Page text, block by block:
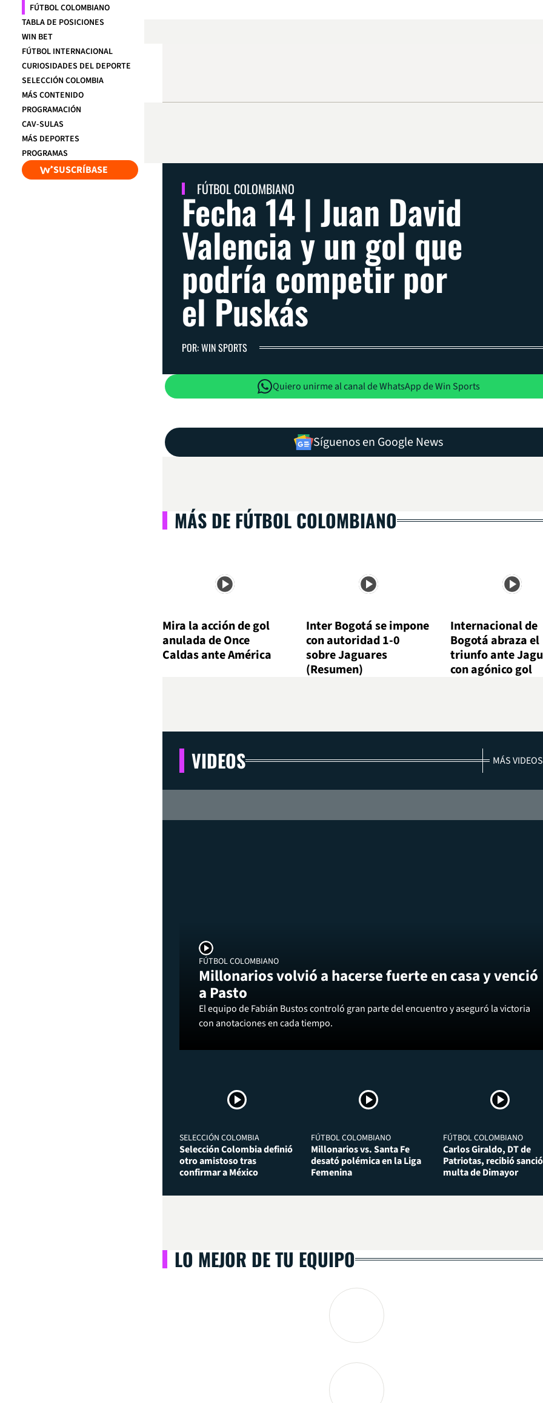
FÚTBOL COLOMBIANO
TABLA DE POSICIONES
WIN BET
FÚTBOL INTERNACIONAL
CURIOSIDADES DEL DEPORTE
SELECCIÓN COLOMBIA
MÁS CONTENIDO
PROGRAMACIÓN
CAV-SULAS
MÁS DEPORTES
PROGRAMAS
SUSCRÍBASE
FÚTBOL COLOMBIANO
Fecha 14 | Juan David
Valencia y un gol que
podría competir por
el Puskás
POR: WIN SPORTS
Quiero unirme al canal de WhatsApp de Win Sports
Síguenos en Google News
MÁS DE FÚTBOL COLOMBIANO
Mira la acción de gol
anulada de Once
Caldas ante América
Inter Bogotá se impone
con autoridad 1-0
sobre Jaguares
(Resumen)
Internacional de
Bogotá abraza el
triunfo ante
con agónico gol
VIDEOS MÁS VIDEOS
FÚTBOL COLOMBIANO
Millonarios volvió a hacerse fuerte en casa y venció
a Pasto
El equipo de Fabián Bustos controló gran parte del encuentro y aseguró la victoria
con anotaciones en cada tiempo.
SELECCIÓN COLOMBIA
Selección Colombia definió
otro amistoso tras
confirmar a México
FÚTBOL COLOMBIANO
Millonarios vs. Santa Fe
desató polémica en la Liga
Femenina
FÚTBOL COLOMBIANO
Carlos Giraldo, DT de
Patriotas, recibió
multa de Dimayor
LO MEJOR DE TU EQUIPO